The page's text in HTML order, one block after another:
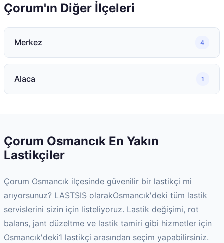
Çorum'ın Diğer İlçeleri
Merkez 4
Alaca 1
Çorum Osmancık En Yakın
Lastikçiler
Çorum Osmancık ilçesinde güvenilir bir lastikçi mi
arıyorsunuz? LASTSIS olarakOsmancık'deki tüm lastik
servislerini sizin için listeliyoruz. Lastik değişimi, rot
balans, jant düzeltme ve lastik tamiri gibi hizmetler için
Osmancık'deki1 lastikçi arasından seçim yapabilirsiniz.